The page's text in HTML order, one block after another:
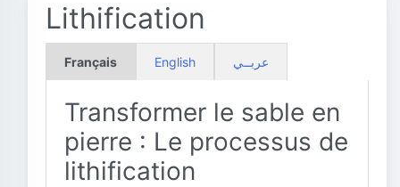
Lithification
Français English عربــي
Transformer le sable en
pierre : Le processus de
lithification